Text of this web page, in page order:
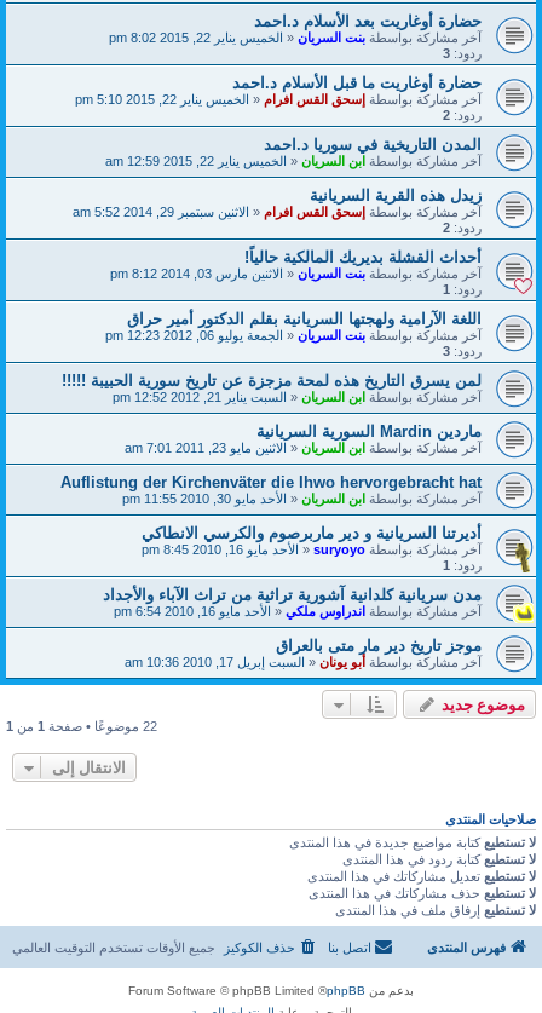
حضارة أوغاريت بعد الأسلام د.احمد
آخر مشاركة بواسطة بنت السريان « الخميس يناير 22, 2015 8:02 pm
ردود: 3
حضارة أوغاريت ما قبل الأسلام د.احمد
آخر مشاركة بواسطة إسحق القس افرام « الخميس يناير 22, 2015 5:10 pm
ردود: 2
المدن التاريخية في سوريا د.احمد
آخر مشاركة بواسطة ابن السريان « الخميس يناير 22, 2015 12:59 am
زيدل هذه القرية السريانية
آخر مشاركة بواسطة إسحق القس افرام « الاثنين سبتمبر 29, 2014 5:52 am
ردود: 2
أحداث القشلة بديريك المالكية حالياً!
آخر مشاركة بواسطة بنت السريان « الاثنين مارس 03, 2014 8:12 pm
ردود: 1
اللغة الآرامية ولهجتها السريانية بقلم الدكتور أمير حراق
آخر مشاركة بواسطة بنت السريان « الجمعة يوليو 06, 2012 12:23 pm
ردود: 3
لمن يسرق التاريخ هذه لمحة مزجزة عن تاريخ سورية الحبيبة !!!!!
آخر مشاركة بواسطة ابن السريان « السبت يناير 21, 2012 12:52 pm
ماردين Mardin السورية السريانية
آخر مشاركة بواسطة ابن السريان « الاثنين مايو 23, 2011 7:01 am
Auflistung der Kirchenväter die Ihwo hervorgebracht hat
آخر مشاركة بواسطة ابن السريان « الأحد مايو 30, 2010 11:55 pm
أديرتنا السريانية و دير ماربرصوم والكرسي الانطاكي
آخر مشاركة بواسطة suryoyo
« الأحد مايو 16, 2010 8:45 pm
ردود: 1
مدن سريانية كلدانية آشورية تراثية من تراث الآباء والأجداد
آخر مشاركة بواسطة اندراوس ملكي « الأحد مايو 16, 2010 6:54 pm
موجز تاريخ دير مار متى بالعراق
آخر مشاركة بواسطة أبو يونان « السبت إبريل 17, 2010 10:36 am
موضوع جديد
22 موضوعًا • صفحة 1 من 1
الانتقال إلى
صلاحيات المنتدى
لا تستطيع كتابة مواضيع جديدة في هذا المنتدى
لا تستطيع كتابة ردود في هذا المنتدى
لا تستطيع تعديل مشاركاتك في هذا المنتدى
لا تستطيع حذف مشاركاتك في هذا المنتدى
لا تستطيع إرفاق ملف في هذا المنتدى
فهرس المنتدى جميع الأوقات تستخدم التوقيت العالمي حذف الكوكيز اتصل بنا
بدعم من phpBB
® Forum Software © phpBB Limited